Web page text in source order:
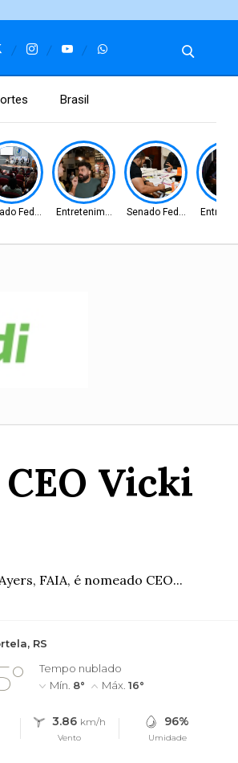
Brasil
Federal Entretenimento Senado Federal
Vicki
FAIA, é nomeado CEO...
RS
Tempo nublado
Mín. 8° Máx. 16°
3.86 km/h
Vento
96%
Umidade